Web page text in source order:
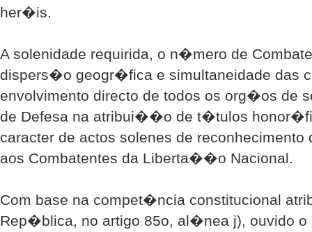
her�is.
A solenidade requirida, o n�mero de
dispers�o geogr�fica e simultaneidade das
envolvimento directo de todos os org�os de
de Defesa na atribui��o de t�tulos
caracter de actos solenes de reconhecimento
aos Combatentes da Liberta��o Nacional.
Com base na compet�ncia constitucional
Rep�blica, no artigo 85o, al�nea j), ouvido o